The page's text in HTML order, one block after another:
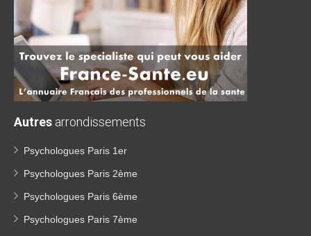
Autres arrondissements
Psychologues Paris 1er
Psychologues Paris 2ème
Psychologues Paris 6ème
Psychologues Paris 7ème